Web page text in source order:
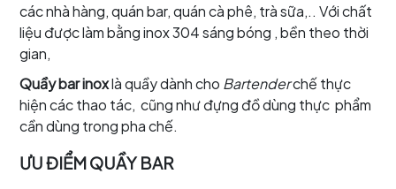
các nhà hàng, quán bar, quán cà phê, trà sữa,.. Với chất
liệu được làm bằng inox 304 sáng bóng , bền theo thời
gian,
Quầy bar inoxlà quầy dành cho Bartenderchế thực
hiện các thao tác, cũng như đựng đồ dùng thực phẩm
cần dùng trong pha chế.
ƯU ĐIỂM QUẦY BAR